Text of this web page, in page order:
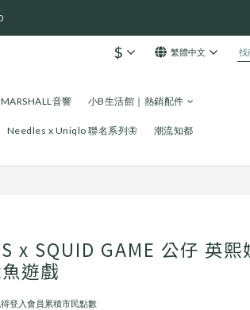
$ 繁體中文
MARSHALL音響 小B生活館｜熱銷配件
Needles x Uniqlo 聯名系列🦋 潮流知都
x SQUID GAME 公仔 英熙
遊戲
登入會員累積市民點數